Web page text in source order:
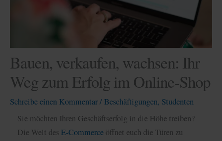
Bauen, verkaufen, wachsen: Ihr
Weg zum Erfolg im Online-Shop
Schreibe einen Kommentar/ Beschäftigungen, Studenten
Sie möchten Ihren Geschäftserfolg in die Höhe treiben?
Die Welt des E-Commerce öffnet euch die Türen zu